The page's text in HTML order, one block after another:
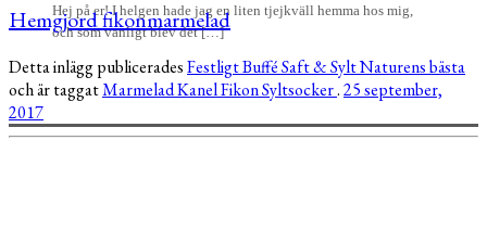
Hej på er! I helgen hade jag en liten tjejkväll hemma hos mig,
och som vanligt blev det […]
Hemgjord fikonmarmelad
Detta inlägg publiceradesFestligtBufféSaft & SyltNaturens bästa
och är taggatMarmeladKanelFikonSyltsocker.25 september,
2017